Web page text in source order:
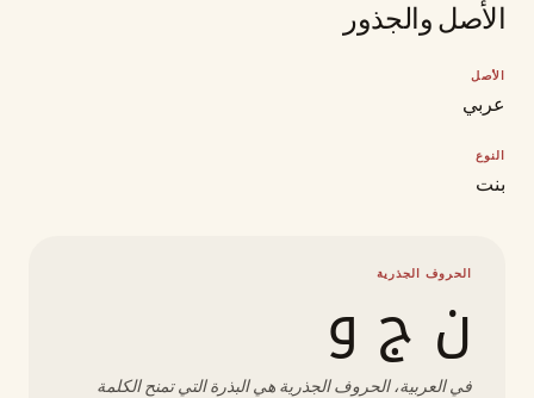
الأصل والجذور
الأصل
عربي
النوع
بنت
الحروف الجذرية
ن ج و
في العربية، الحروف الجذرية هي البذرة التي تمنح الكلمة